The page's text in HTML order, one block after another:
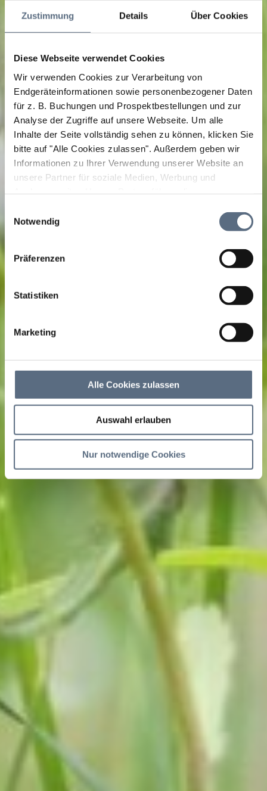
Zustimmung Details Über Cookies
Diese Webseite verwendet Cookies
Wir verwenden Cookies zur Verarbeitung von
Endgeräteinformationen sowie personenbezogener Daten
für z. B. Buchungen und Prospektbestellungen und zur
Analyse der Zugriffe auf unsere Webseite. Um alle
Inhalte der Seite vollständig sehen zu können, klicken Sie
bitte auf "Alle Cookies zulassen". Außerdem geben wir
Informationen zu Ihrer Verwendung unserer Website an
unsere Partner für soziale Medien, Werbung und
zusammen, die Sie ihnen bereitgestellt haben oder die
sie im Rahmen Ihrer Nutzung der Dienste gesammelt
Notwendig
Präferenzen
Statistiken
Marketing
Alle Cookies zulassen
Auswahl erlauben
Nur notwendige Cookies